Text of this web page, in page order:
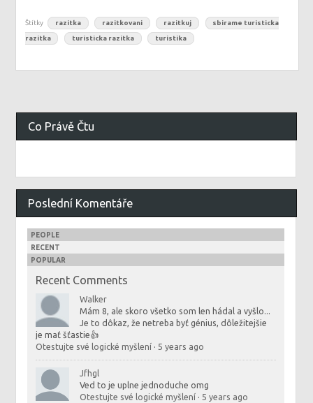
Štítky razitka razitkovani razitkuj
sbirame turisticka
razitka
turisticka razitka turistika
Co Právě Čtu
Poslední Komentáře
PEOPLE
RECENT
POPULAR
Recent Comments
Walker
Mám 8, ale skoro všetko som len hádal a vyšlo...
Je to dôkaz, že netreba byť génius, dôležitejšie
je mať šťastie👍
Otestujte své logické myšlení · 5 years ago
Jfhgl
Ved to je uplne jednoduche omg
Otestujte své logické myšlení · 5 years ago